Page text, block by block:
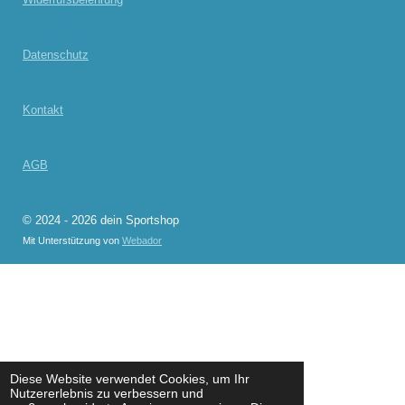
Diese Website verwendet Cookies, um Ihr
Nutzererlebnis zu verbessern und
Datenschutz
Kontakt
AGB
© 2024 - 2026 dein Sportshop
Mit Unterstützung von Webador